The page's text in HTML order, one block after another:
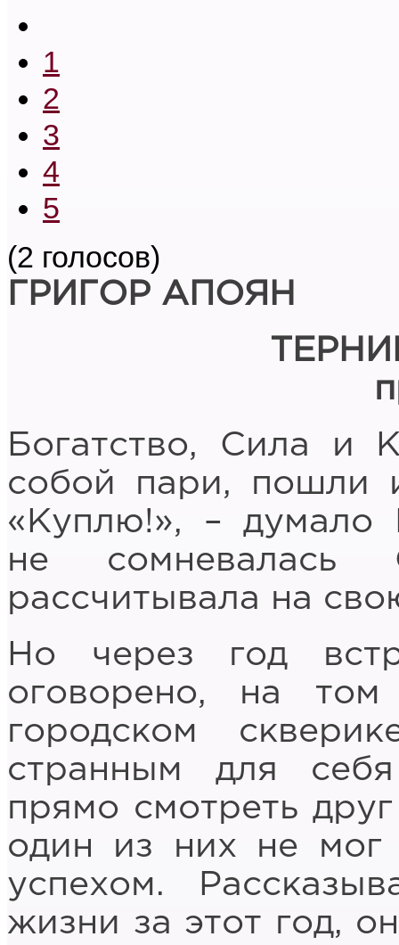
1
2
3
4
5
(2 голосов)
ГРИГОР АПОЯН
Богатство, Сила и
собой пари, пошли
«Куплю!», – думало
не сомневалась
рассчитывала на
Но через год
оговорено, на
городском
странным для
прямо смотреть
один из них не мог
успехом.
жизни за этот год,